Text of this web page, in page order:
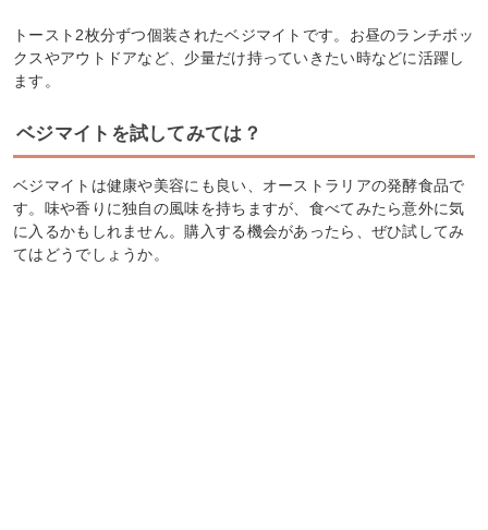
トースト2枚分ずつ個装されたベジマイトです。お昼のランチボッ
クスやアウトドアなど、少量だけ持っていきたい時などに活躍し
ます。
ベジマイトを試してみては？
ベジマイトは健康や美容にも良い、オーストラリアの発酵食品で
す。味や香りに独自の風味を持ちますが、食べてみたら意外に気
に入るかもしれません。購入する機会があったら、ぜひ試してみ
てはどうでしょうか。